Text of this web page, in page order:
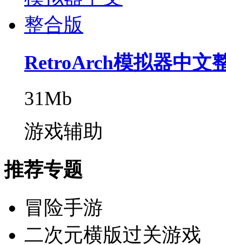
RetroArch模拟器中文
31Mb
游戏辅助
推荐专题
冒险手游
二次元横版过关游戏